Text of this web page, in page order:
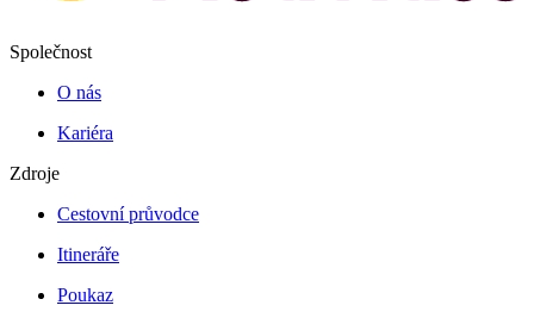
Společnost
O nás
Kariéra
Zdroje
Cestovní průvodce
Itineráře
Poukaz